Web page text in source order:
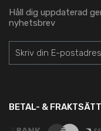
Håll dig uppdaterad
nyhetsbrev
BETAL- &